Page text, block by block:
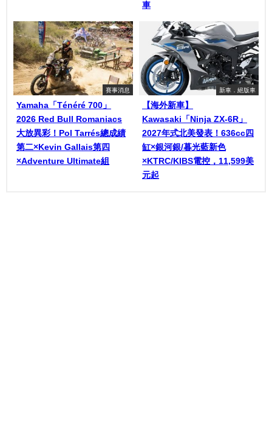
車
賽事消息
Yamaha「Ténéré 700」
2026 Red Bull Romaniacs
大放異彩！Pol Tarrés總成績
第二×Kevin Gallais第四
×Adventure Ultimate組
新車．絕版車
【海外新車】
Kawasaki「Ninja ZX-6R」
2027年式北美發表！636cc四
缸×銀河銀/暮光藍新色
×KTRC/KIBS電控，11,599美
元起